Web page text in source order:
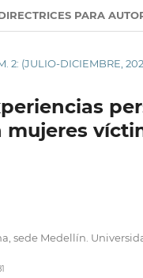
PARA
2: (JULIO-DICIEMBRE,
sede Medellín.